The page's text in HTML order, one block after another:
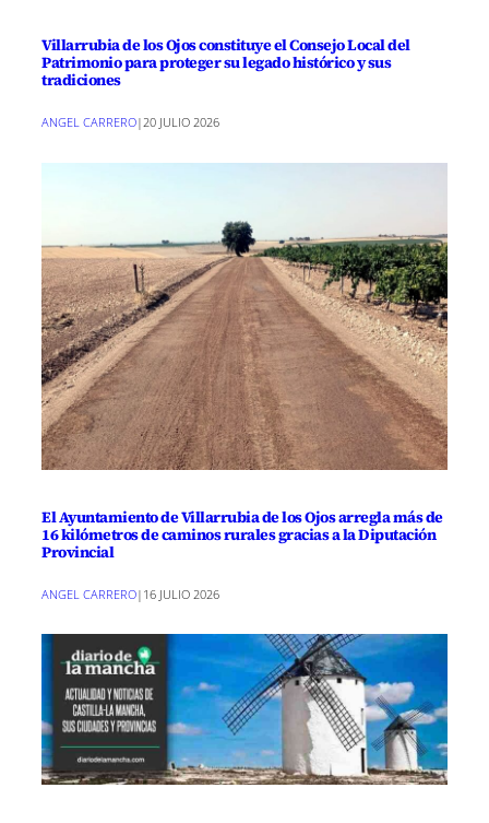
Villarrubia de los Ojos constituye el Consejo Local del
Patrimonio para proteger su legado histórico y sus
tradiciones
ANGEL CARRERO|20 JULIO 2026
El Ayuntamiento de Villarrubia de los Ojos arregla más de
16 kilómetros de caminos rurales gracias a la Diputación
Provincial
ANGEL CARRERO| 16 JULIO 2026